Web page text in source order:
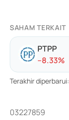
SAHAM TERKAIT
PTPP
--8.33%
Terakhir diperbarui:
03227859